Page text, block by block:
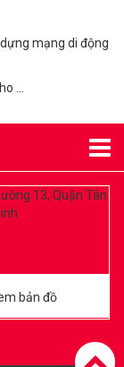
mạng di động
...
13, Quận Tân
bản đồ